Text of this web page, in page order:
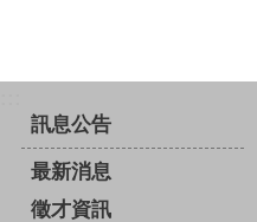
訊息公告
最新消息
徵才資訊